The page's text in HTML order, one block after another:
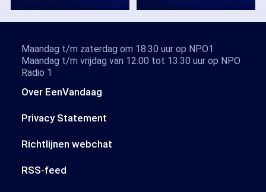
Over EenVandaag
Privacy Statement
Richtlijnen webchat
RSS-feed
Maandag t/m zaterdag om 18.30 uur op NPO1
Maandag t/m vrijdag van 12.00 tot 13.30 uur op NPO
Radio 1